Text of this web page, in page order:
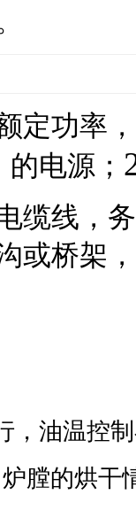
定功率
电源；
缆线，
或桥架
，油温控
膛的烘